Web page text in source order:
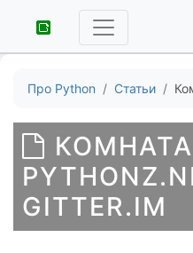
Про Python Статьи
КОМНАТА
GITTER.IM